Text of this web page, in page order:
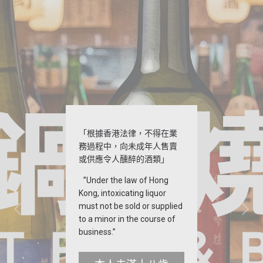
「根據香港法律，不得在業
務過程中，向未成年人售賣
或供應令人醺醉的酒類」
”Under the law of Hong
Kong, intoxicating liquor
must not be sold or supplied
to a minor in the course of
business.”